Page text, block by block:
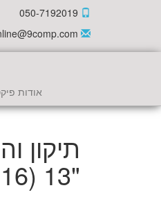
אודות
תיקון
"13 (2016) טאצבר